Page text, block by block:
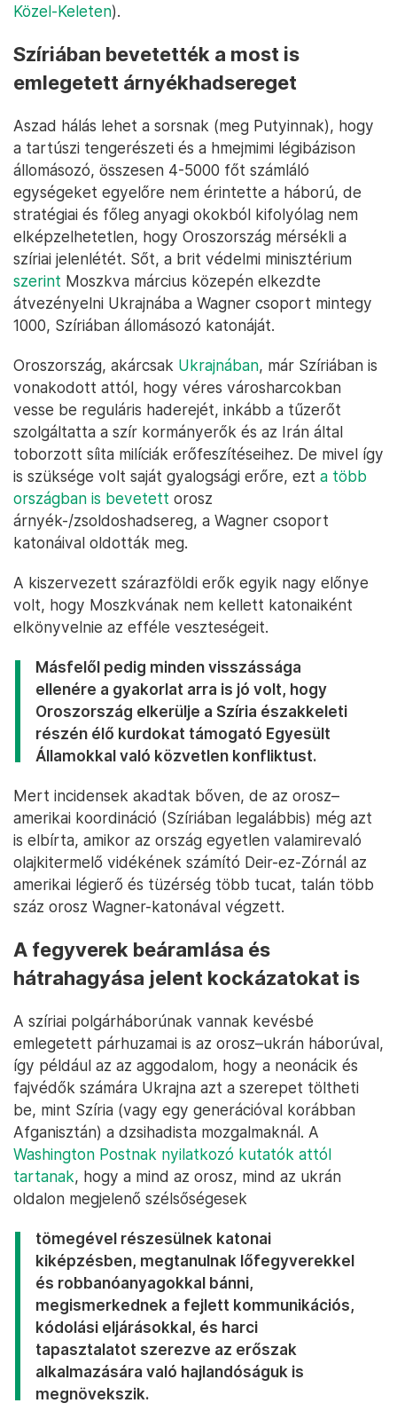
Közel-Keleten).
Szíriában bevetették a most is
emlegetett árnyékhadsereget
Aszad hálás lehet a sorsnak (meg Putyinnak), hogy
a tartúszi tengerészeti és a hmejmimi légibázison
állomásozó, összesen 4-5000 főt számláló
egységeket egyelőre nem érintette a háború, de
stratégiai és főleg anyagi okokból kifolyólag nem
elképzelhetetlen, hogy Oroszország mérsékli a
szíriai jelenlétét. Sőt, a brit védelmi minisztérium
szerint Moszkva március közepén elkezdte
átvezényelni Ukrajnába a Wagner csoport mintegy
1000, Szíriában állomásozó katonáját.
Oroszország, akárcsak Ukrajnában, már Szíriában is
vonakodott attól, hogy véres városharcokban
vesse be reguláris haderejét, inkább a tűzerőt
szolgáltatta a szír kormányerők és az Irán által
toborzott síita milíciák erőfeszítéseihez. De mivel így
is szüksége volt saját gyalogsági erőre, ezt a több
országban is bevetett orosz
árnyék-/zsoldoshadsereg, a Wagner csoport
katonáival oldották meg.
A kiszervezett szárazföldi erők egyik nagy előnye
volt, hogy Moszkvának nem kellett katonaiként
elkönyvelnie az efféle veszteségeit.
Másfelől pedig minden visszássága
ellenére a gyakorlat arra is jó volt, hogy
Oroszország elkerülje a Szíria északkeleti
részén élő kurdokat támogató Egyesült
Államokkal való közvetlen konfliktust.
Mert incidensek akadtak bőven, de az orosz–
amerikai koordináció (Szíriában legalábbis) még azt
is elbírta, amikor az ország egyetlen valamirevaló
olajkitermelő vidékének számító Deir-ez-Zórnál az
amerikai légierő és tüzérség több tucat, talán több
száz orosz Wagner-katonával végzett.
A fegyverek beáramlása és
hátrahagyása jelent kockázatokat is
A szíriai polgárháborúnak vannak kevésbé
emlegetett párhuzamai is az orosz–ukrán háborúval,
így például az az aggodalom, hogy a neonácik és
fajvédők számára Ukrajna azt a szerepet töltheti
be, mint Szíria (vagy egy generációval korábban
Afganisztán) a dzsihadista mozgalmaknál. A
Washington Postnak nyilatkozó kutatók attól
tartanak, hogy a mind az orosz, mind az ukrán
oldalon megjelenő szélsőségesek
tömegével részesülnek katonai
kiképzésben, megtanulnak lőfegyverekkel
és robbanóanyagokkal bánni,
megismerkednek a fejlett kommunikációs,
kódolási eljárásokkal, és harci
tapasztalatot szerezve az erőszak
alkalmazására való hajlandóságuk is
megnövekszik.